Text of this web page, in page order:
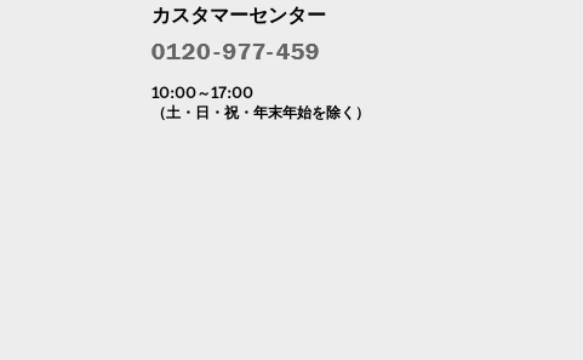
カスタマーセンター
10:00～17:00
（土・日・祝・年末年始を除く）